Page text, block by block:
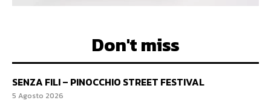
Don't miss
SENZA FILI – PINOCCHIO STREET FESTIVAL
5 Agosto 2026